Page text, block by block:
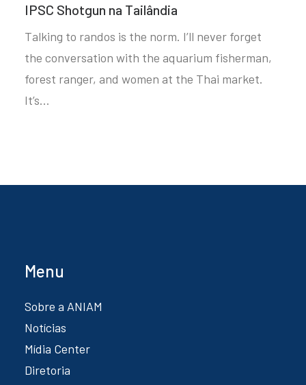
IPSC Shotgun na Tailândia
Talking to randos is the norm. I’ll never forget
the conversation with the aquarium fisherman,
forest ranger, and women at the Thai market.
It’s…
Menu
Sobre a ANIAM
Notícias
Mídia Center
Diretoria